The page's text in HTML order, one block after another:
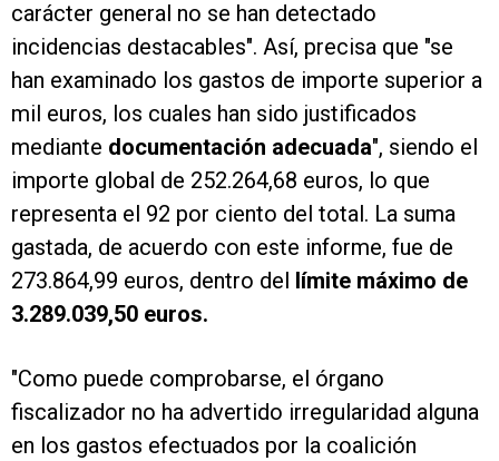
carácter general no se han detectado
incidencias destacables". Así, precisa que "se
han examinado los gastos de importe superior a
mil euros, los cuales han sido justificados
mediante documentación adecuada", siendo el
importe global de 252.264,68 euros, lo que
representa el 92 por ciento del total. La suma
gastada, de acuerdo con este informe, fue de
273.864,99 euros, dentro del límite máximo de
3.289.039,50 euros.
"Como puede comprobarse, el órgano
fiscalizador no ha advertido irregularidad alguna
en los gastos efectuados por la coalición